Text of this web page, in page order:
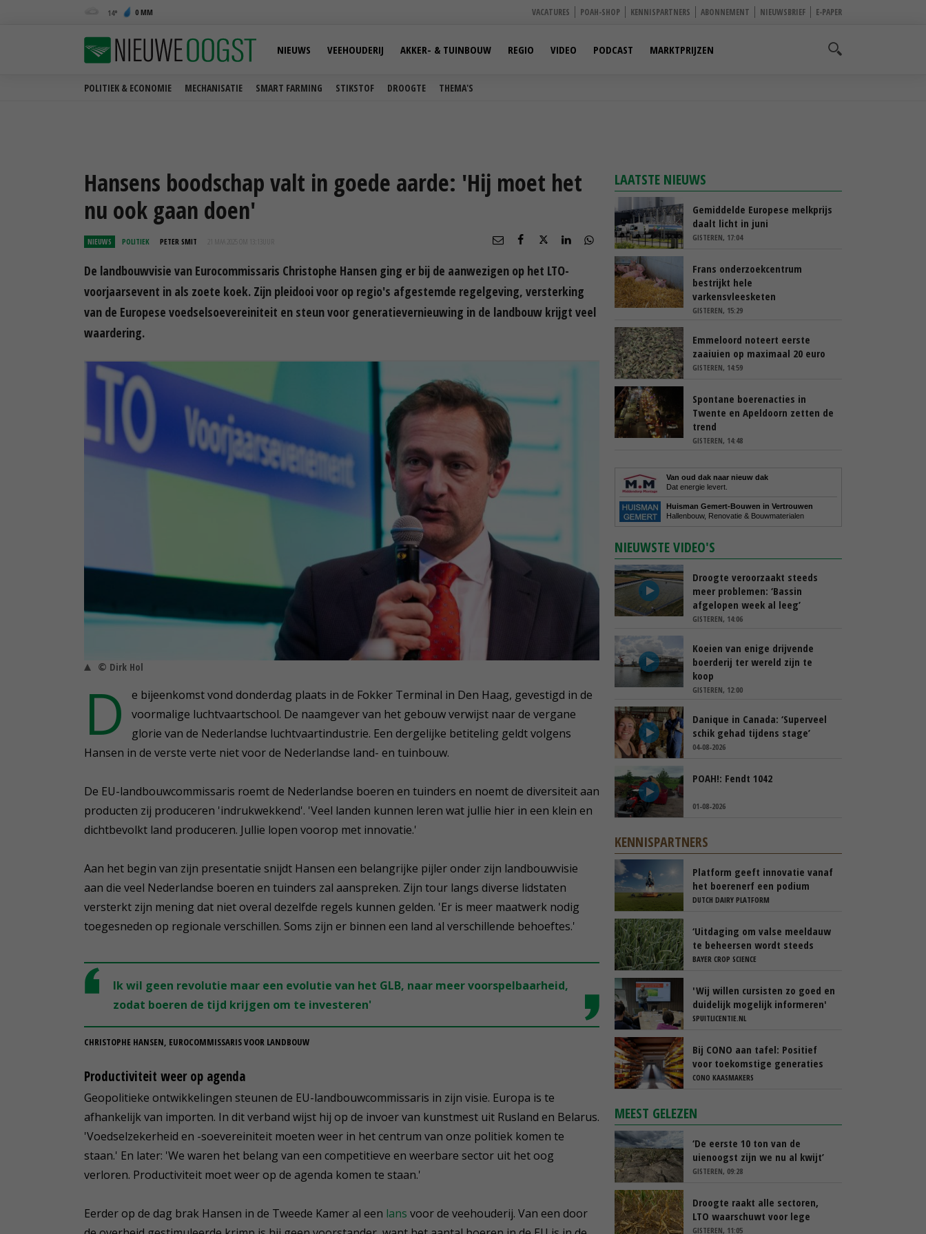
14 0 MM VACATURES POAH-SHOP KENNISPARTNERS ABONNEMENT NIEUWSBRIEF E-PAPER
POLITIEK & ECONOMIE MECHANISATIE SMART FARMING STIKSTOF DROOGTE THEMA'S
NIEUWS VEEHOUDERIJ AKKER- & TUINBOUW REGIO VIDEO PODCAST MARKTPRIJZEN
Hansens boodschap valt in goede aarde: 'Hij moet het
nu ook gaan doen'
NIEUWS POLITIEK PETER SMIT 21 MAA 2025 OM 13:13
De landbouwvisie van Eurocommissaris Christophe Hansen ging er bij de aanwezigen op het LTO-
voorjaarsevent in als zoete koek. Zijn pleidooi voor op regio's afgestemde regelgeving, versterking
van de Europese voedselsoevereiniteit en steun voor generatievernieuwing in de landbouw krijgt veel
waardering.
© Dirk Hol
D
e bijeenkomst vond donderdag plaats in de Fokker Terminal in Den Haag, gevestigd in de
voormalige luchtvaartschool. De naamgever van het gebouw verwijst naar de vergane
glorie van de Nederlandse luchtvaartindustrie. Een dergelijke betiteling geldt volgens
Hansen in de verste verte niet voor de Nederlandse land- en tuinbouw.
De EU-landbouwcommissaris roemt de Nederlandse boeren en tuinders en noemt de diversiteit aan
producten zij produceren 'indrukwekkend'. 'Veel landen kunnen leren wat jullie hier in een klein en
dichtbevolkt land produceren. Jullie lopen voorop met innovatie.'
Aan het begin van zijn presentatie snijdt Hansen een belangrijke pijler onder zijn landbouwvisie
aan die veel Nederlandse boeren en tuinders zal aanspreken. Zijn tour langs diverse lidstaten
versterkt zijn mening dat niet overal dezelfde regels kunnen gelden. 'Er is meer maatwerk nodig
toegesneden op regionale verschillen. Soms zijn er binnen een land al verschillende behoeftes.'
Ik wil geen revolutie maar een evolutie van het GLB, naar meer voorspelbaarheid,
zodat boeren de tijd krijgen om te investeren'
CHRISTOPHE HANSEN, EUROCOMMISSARIS VOOR LANDBOUW
Productiviteit weer op agenda
Geopolitieke ontwikkelingen steunen de EU-landbouwcommissaris in zijn visie. Europa is te
afhankelijk van importen. In dit verband wijst hij op de invoer van kunstmest uit Rusland en Belarus.
'Voedselzekerheid en -soevereiniteit moeten weer in het centrum van onze politiek komen te
staan.' En later: 'We waren het belang van een competitieve en weerbare sector uit het oog
verloren. Productiviteit moet weer op de agenda komen te staan.'
Eerder op de dag brak Hansen in de Tweede Kamer al een lans voor de veehouderij. Van een door
LAATSTE NIEUWS
Gemiddelde Europese melkprijs
daalt licht in juni
GISTEREN, 17:04
Frans onderzoekcentrum
bestrijkt hele
varkensvleesketen
GISTEREN, 15:29
Emmeloord noteert eerste
zaaiuien op maximaal 20 euro
GISTEREN, 14:59
Spontane boerenacties in
Twente en Apeldoorn zetten de
trend
GISTEREN, 14:48
Van oud dak naar nieuw dak
Dat energie levert.
Huisman Gemert-Bouwen in Vertrouwen
Hallenbouw, Renovatie & Bouwmaterialen
NIEUWSTE VIDEO'S
Droogte veroorzaakt steeds
meer problemen: ‘Bassin
afgelopen week al leeg’
GISTEREN, 14:06
Koeien van enige drijvende
boerderij ter wereld zijn te
koop
GISTEREN, 12:00
Danique in Canada: ‘Superveel
schik gehad tijdens stage’
04-08-2026
POAH!: Fendt 1042
01-08-2026
KENNISPARTNERS
Platform geeft innovatie vanaf
het boerenerf een podium
DUTCH DAIRY PLATFORM
‘Uitdaging om valse meeldauw
te beheersen wordt steeds
groter’
BAYER CROP SCIENCE
'Wij willen cursisten zo goed en
duidelijk mogelijk informeren'
SPUITLICENTIE.NL
Bij CONO aan tafel: Positief
voor toekomstige generaties
CONO KAASMAKERS
MEEST GELEZEN
‘De eerste 10 ton van de
uienoogst zijn we nu al kwijt’
GISTEREN, 09:28
Droogte raakt alle sectoren,
LTO waarschuwt voor lege
schappen
GISTEREN, 11:05